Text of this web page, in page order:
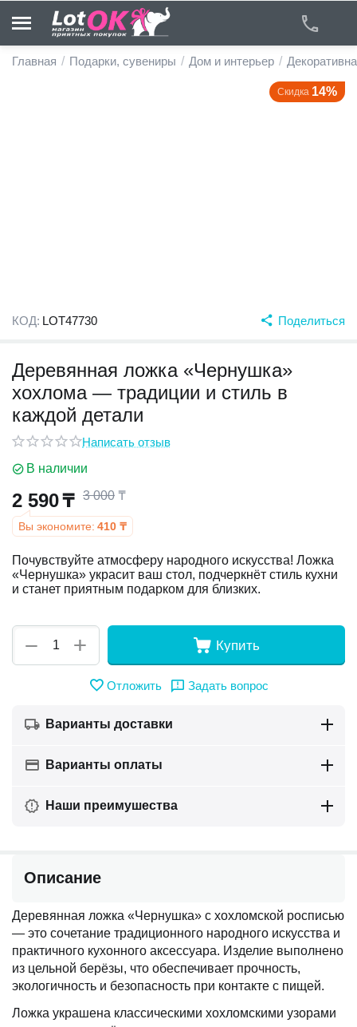
Главная / Подарки, сувениры / Дом и интерьер /
Скидка 14%
КОД: LOT47730 Поделиться
Деревянная ложка «Чернушка»
хохлома — традиции и стиль в
каждой детали
Написать отзыв
В наличии
2 590₸ 3 000 ₸
Вы экономите: 410 ₸
Почувствуйте атмосферу народного искусства! Ложка
«Чернушка» украсит ваш стол, подчеркнёт стиль кухни
и станет приятным подарком для близких.
+
− Купить
Отложить Задать вопрос
Варианты доставки
Варианты оплаты
Наши преимушества
Описание
Деревянная ложка «Чернушка» с хохломской росписью
— это сочетание традиционного народного искусства и
практичного кухонного аксессуара. Изделие выполнено
из цельной берёзы, что обеспечивает прочность,
экологичность и безопасность при контакте с пищей.
Ложка украшена классическими хохломскими узорами